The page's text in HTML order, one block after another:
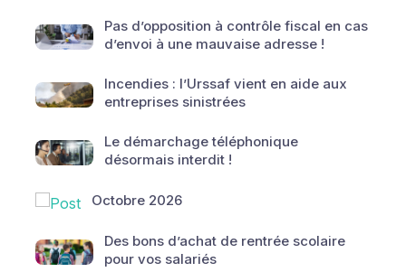
Pas d’opposition à contrôle fiscal en cas
d’envoi à une mauvaise adresse !
Incendies : l’Urssaf vient en aide aux
entreprises sinistrées
Le démarchage téléphonique
désormais interdit !
Octobre 2026
Des bons d’achat de rentrée scolaire
pour vos salariés